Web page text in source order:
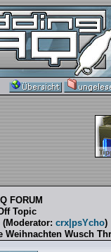
FORUM
Topic
(Moderator: crx|psYcho)
Weihnachten Wusch